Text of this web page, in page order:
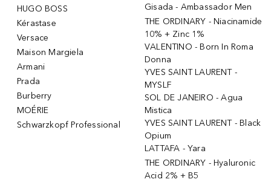
HUGO BOSS
Kérastase
Versace
Maison Margiela
Armani
Prada
Burberry
MOÉRIE
Schwarzkopf Professional
Gisada - Ambassador Men
THE ORDINARY - Niacinamide
10% + Zinc 1%
VALENTINO - Born In Roma
Donna
YVES SAINT LAURENT -
MYSLF
SOL DE JANEIRO - Agua
Mistica
YVES SAINT LAURENT - Black
Opium
LATTAFA - Yara
THE ORDINARY - Hyaluronic
Acid 2% + B5